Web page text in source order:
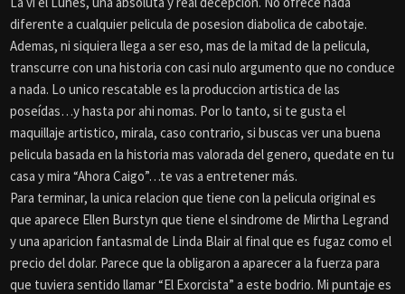
diferente a cualquier pelicula de posesion diabolica de cabotaje.
Ademas, ni siquiera llega a ser eso, mas de la mitad de la pelicula,
transcurre con una historia con casi nulo argumento que no conduce
a nada. Lo unico rescatable es la produccion artistica de las
poseídas…y hasta por ahi nomas. Por lo tanto, si te gusta el
maquillaje artistico, mirala, caso contrario, si buscas ver una buena
pelicula basada en la historia mas valorada del genero, quedate en tu
casa y mira “Ahora Caigo”…te vas a entretener más.
Para terminar, la unica relacion que tiene con la pelicula original es
que aparece Ellen Burstyn que tiene el sindrome de Mirtha Legrand
y una aparicion fantasmal de Linda Blair al final que es fugaz como el
precio del dolar. Parece que la obligaron a aparecer a la fuerza para
que tuviera sentido llamar “El Exorcista” a este bodrio. Mi puntaje es